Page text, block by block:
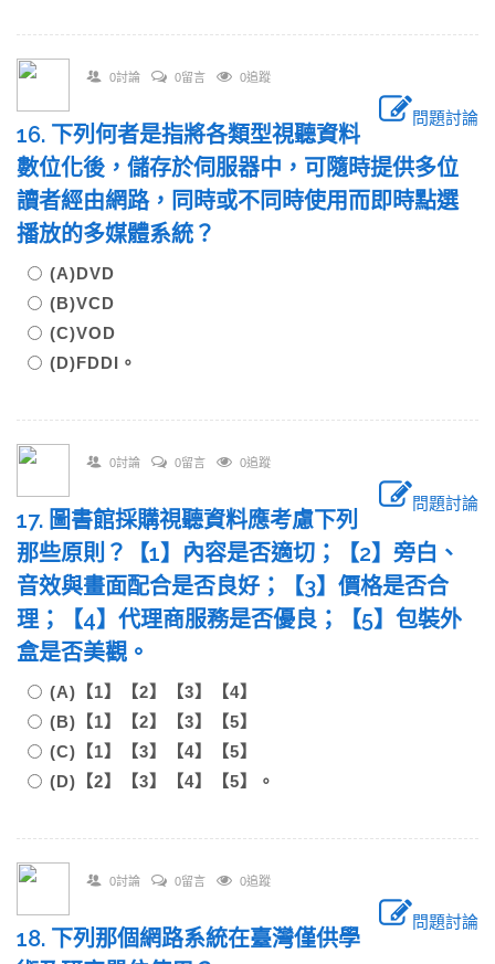
0討論 0留言 0追蹤
問題討論
16. 下列何者是指將各類型視聽資料
數位化後，儲存於伺服器中，可隨時提供多位
讀者經由網路，同時或不同時使用而即時點選
播放的多媒體系統？
(A)DVD
(B)VCD
(C)VOD
(D)FDDI。
0討論 0留言 0追蹤
問題討論
17. 圖書館採購視聽資料應考慮下列
那些原則？【1】內容是否適切；【2】旁白、
音效與畫面配合是否良好；【3】價格是否合
理；【4】代理商服務是否優良；【5】包裝外
盒是否美觀。
(A)【1】【2】【3】【4】
(B)【1】【2】【3】【5】
(C)【1】【3】【4】【5】
(D)【2】【3】【4】【5】。
0討論 0留言 0追蹤
問題討論
18. 下列那個網路系統在臺灣僅供學